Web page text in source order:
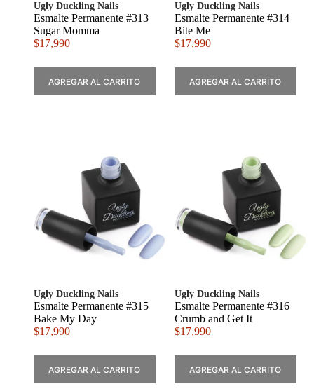
Ugly Duckling Nails
Esmalte Permanente #313
Sugar Momma
$17,990
AGREGAR AL CARRITO
Ugly Duckling Nails
Esmalte Permanente #314
Bite Me
$17,990
AGREGAR AL CARRITO
Ugly Duckling Nails
Esmalte Permanente #315
Bake My Day
$17,990
AGREGAR AL CARRITO
Ugly Duckling Nails
Esmalte Permanente #316
Crumb and Get It
$17,990
AGREGAR AL CARRITO